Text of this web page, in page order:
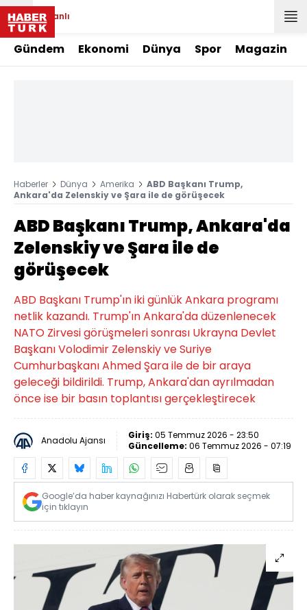
Canlı
Gündem Ekonomi Dünya Spor Magazin
Haberler Dünya Amerika
ABD Başkanı Trump,
Ankara'da Zelenskiy ve Şara ile de görüşecek
ABD Başkanı Trump, Ankara'da
Zelenskiy ve Şara ile de
görüşecek
ABD Başkanı Trump'ın iki günlük Ankara programı
netlik kazandı. Trump'ın Ankara'da düzenlenecek
NATO Zirvesi görüşmeleri sonrası Ukrayna Devlet
Başkanı Volodimir Zelenskiy ve Suriye
Cumhurbaşkanı Ahmed Şara ile de bir araya
geleceği bildirildi. Trump, Ankara'dan ayrılmadan
önce ise bir basın toplantısı gerçekleştirecek
Anadolu Ajansı Giriş: 05 Temmuz 2026 - 23:50
Güncelleme: 06 Temmuz 2026 - 07:19
Google’da haber kaynağınızı Habertürk olarak seçmek
için tıklayın